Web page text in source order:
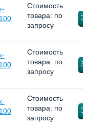
Стоимость
товара: по
запросу
Стоимость
товара: по
запросу
Стоимость
товара: по
запросу